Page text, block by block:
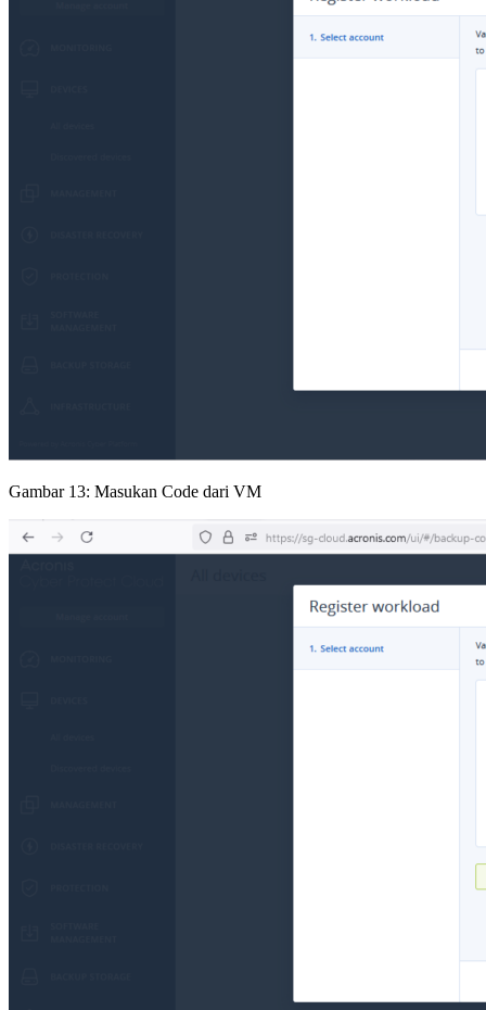
Gambar 13: Masukan Code dari VM